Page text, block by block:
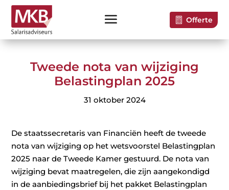
Offerte
Tweede nota van wijziging
Belastingplan 2025
31 oktober 2024
De staatssecretaris van Financiën heeft de tweede
nota van wijziging op het wetsvoorstel Belastingplan
2025 naar de Tweede Kamer gestuurd. De nota van
wijziging bevat maatregelen, die zijn aangekondigd
in de aanbiedingsbrief bij het pakket Belastingplan